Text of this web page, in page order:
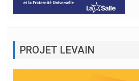
PROJET LEVAIN